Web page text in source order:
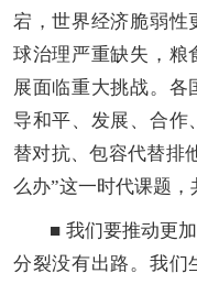
宕，世界经济脆弱性
球治理严重缺失，粮
展面临重大挑战。各
导和平、发展、合作
替对抗、包容代替排
么办”这一时代课题
■ 我们要推动更
分裂没有出路。我们